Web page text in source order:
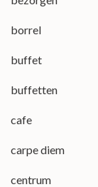
borrel
buffet
buffetten
cafe
carpe diem
centrum